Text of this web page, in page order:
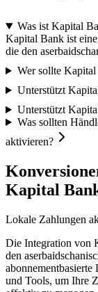
Was ist Kapital
Kapital Bank ist
die den
Wer sollte
Unterstützt
Unterstützt
Was sollten
aktivieren?
Kapital
Lokale Zahlungen
Die Integration von
den
und Tools, um Ihre